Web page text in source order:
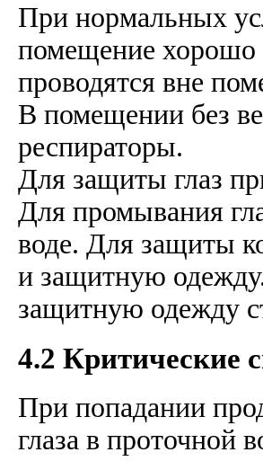
При нормальных
помещение хорошо
проводятся вне
В помещении без
респираторы.
Для защиты глаз
Для промывания
воде. Для защиты
и защитную
защитную одежду
4.2 Критические
При попадании
глаза в проточной